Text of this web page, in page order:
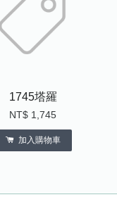
1745塔羅
NT$ 1,745
加入購物車